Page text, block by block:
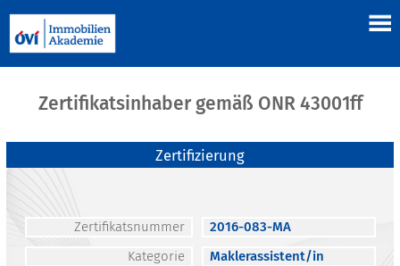
Zertifikatsinhaber gemäß ONR 43001ff
Zertifizierung
Zertifikatsnummer
2016-083-MA
Kategorie
Maklerassistent/in